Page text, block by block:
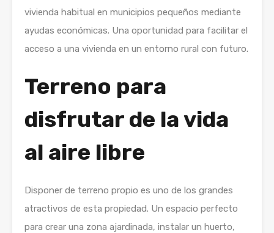
vivienda habitual en municipios pequeños mediante
ayudas económicas. Una oportunidad para facilitar el
acceso a una vivienda en un entorno rural con futuro.
Terreno para
disfrutar de la vida
al aire libre
Disponer de terreno propio es uno de los grandes
atractivos de esta propiedad. Un espacio perfecto
para crear una zona ajardinada, instalar un huerto,